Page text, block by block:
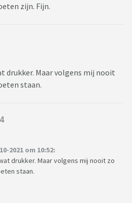
zijn. Fijn.
drukker. Maar volgens mij nooit
staan.
2021 om 10:52:
drukker. Maar volgens mij nooit zo
staan.